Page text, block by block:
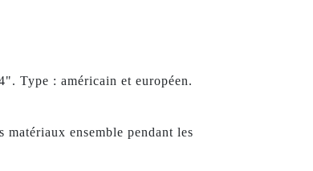
Type : américain et européen.
ensemble pendant les